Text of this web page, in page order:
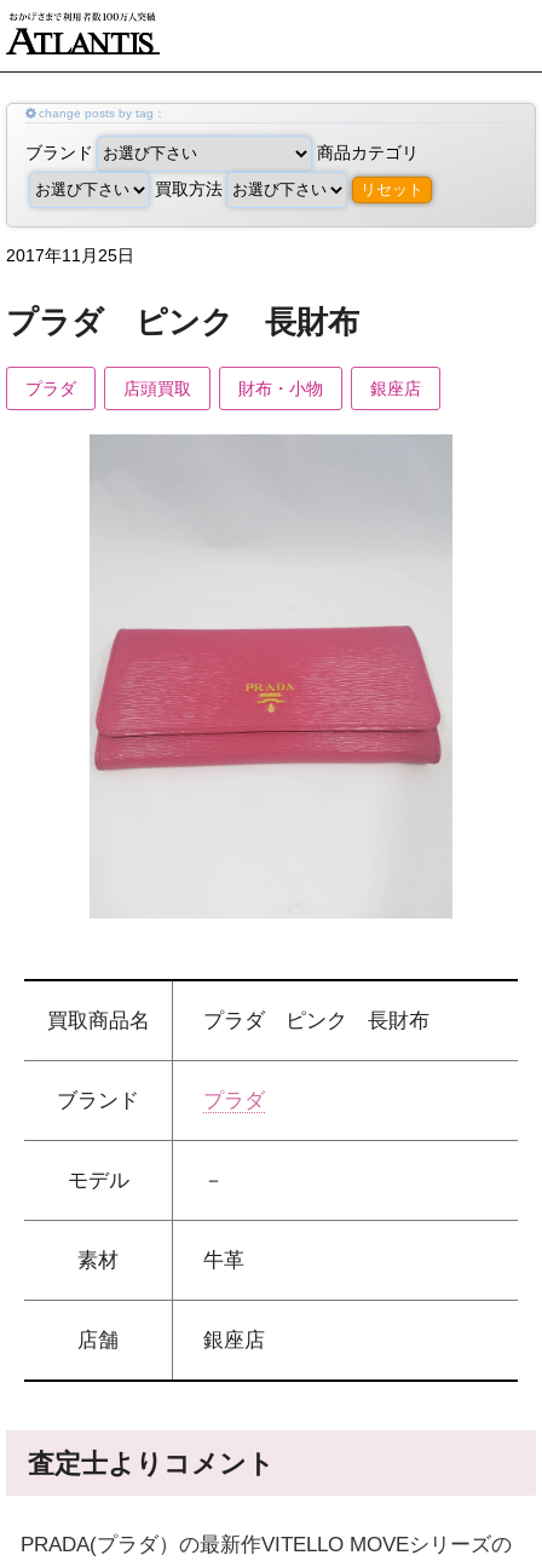
change posts by tag：
ブランド
商品カテゴリ
買取方法
リセット
2017年11月25日
プラダ ピンク 長財布
プラダ 店頭買取 財布・小物 銀座店
買取商品名 プラダ ピンク 長財布
ブランド プラダ
モデル －
素材 牛革
店舗 銀座店
査定士よりコメント
PRADA(プラダ）の最新作VITELLO MOVEシリーズの